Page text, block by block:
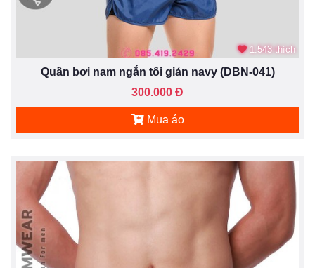
1.543 thích
Quần bơi nam ngắn tối giản navy (DBN-041)
300.000 Đ
Mua áo